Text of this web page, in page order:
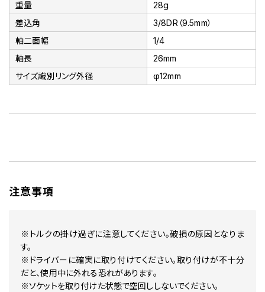
重量
28g
差込角
3/8DR（9.5mm）
軸二面幅
1/4
軸長
26mm
サイズ識別リング外径
φ12mm
注意事項
※トルクの掛け過ぎに注意してください。破損の原因となりま
す。
※ドライバーに確実に取り付けてください。取り付けが不十分
だと、使用中に外れる恐れがあります。
※ソケットを取り付けた状態で空回ししないでください。